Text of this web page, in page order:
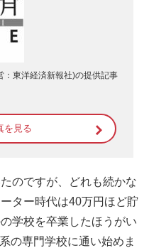
：東洋経済新報社)の提供記事
を見る
のですが、どれも続かな
ター時代は40万円ほど貯
学校を卒業したほうがい
の専門学校に通い始めま